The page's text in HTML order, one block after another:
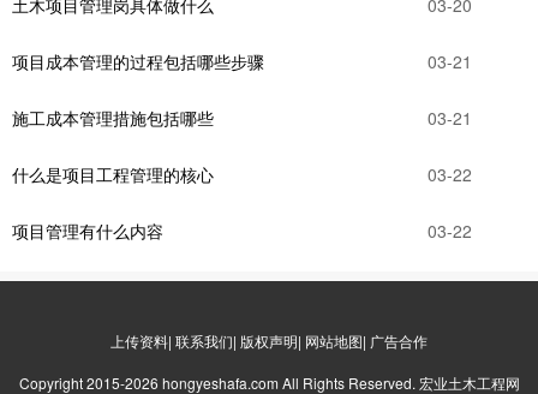
土木项目管理岗具体做什么 03-20
项目成本管理的过程包括哪些步骤 03-21
施工成本管理措施包括哪些 03-21
什么是项目工程管理的核心 03-22
项目管理有什么内容 03-22
上传资料| 联系我们| 版权声明| 网站地图| 广告合作
Copyright 2015-2026 hongyeshafa.com All Rights Reserved. 宏业土木工程网